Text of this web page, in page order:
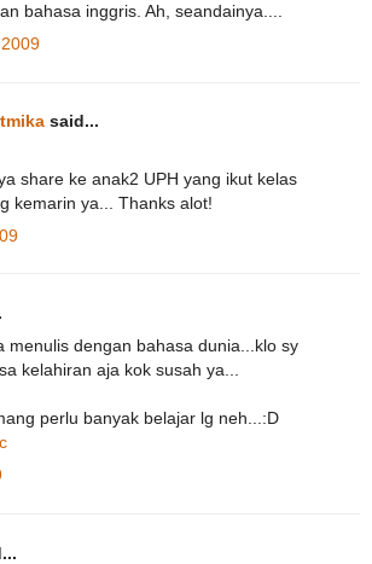
bahasa inggris. Ah, seandainya....
said...
share ke anak2 UPH yang ikut kelas
kemarin ya... Thanks alot!
menulis dengan bahasa dunia...klo sy
kelahiran aja kok susah ya...
perlu banyak belajar lg neh...:D